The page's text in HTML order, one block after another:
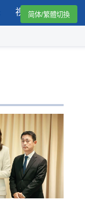
视频简体/繁體切換